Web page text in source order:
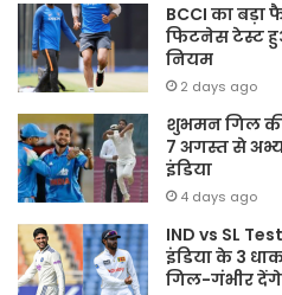
BCCI का बड़ा
फिटनेस टेस्ट
नियम
2 days ago
शुभमन गिल की
7 अगस्त से
इंडिया
4 days ago
IND vs SL
इंडिया के 3
गिल-गंभीर देंगे